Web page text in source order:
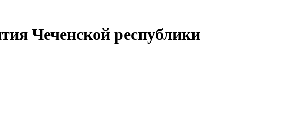
Чеченской республики